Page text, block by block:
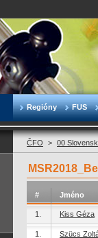
Regióny FUS
ČFO > 00
# Jméno
1. Kiss Géza
1. Szücs